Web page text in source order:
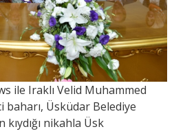
ile Iraklı Velid Muhammed
Üsküdar Belediye
nikahla Üsk